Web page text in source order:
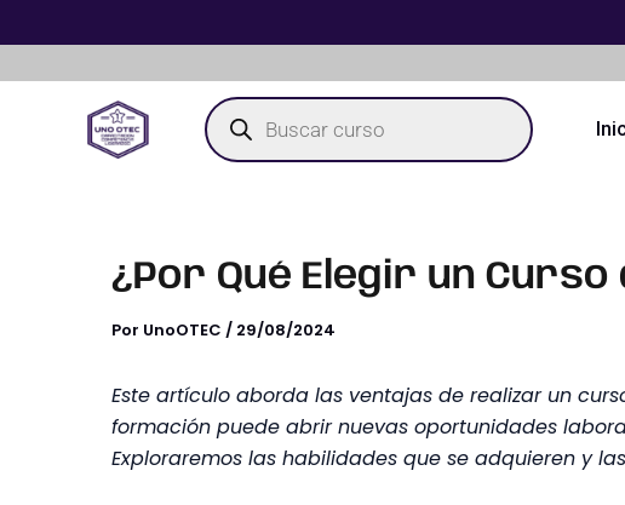
al
contenido
Búsqueda
de
productos
¿Por Qué Elegir un Curso
Por UnoOTEC / 29/08/2024
Este artículo aborda las ventajas de realizar un
formación puede abrir nuevas oportunidades
Exploraremos las habilidades que se adquieren y